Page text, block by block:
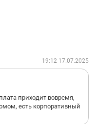
19:12 17.07.2025
приходит вовремя,
есть корпоративный